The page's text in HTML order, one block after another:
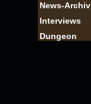
News-Archiv
Interviews
Dungeon